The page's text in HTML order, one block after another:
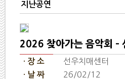
지난공연
2026 찾아가는 음악회 -
· 장 소 선우치매센터
· 날 짜 26/02/12